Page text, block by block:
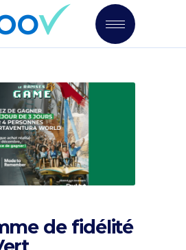
de fidélité